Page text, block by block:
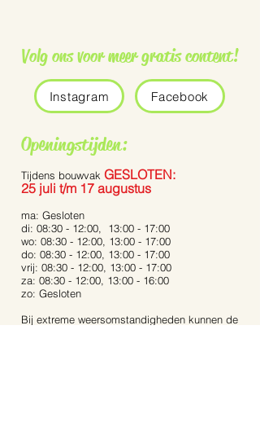
Volg ons voor meer gratis content!
Instagram Facebook
Openingstijden:
Tijdens bouwvak GESLOTEN:
25 juli t/m 17 augustus
ma: Gesloten
di: 08:30 - 12:00, 13:00 - 17:00
wo: 08:30 - 12:00, 13:00 - 17:00
do: 08:30 - 12:00, 13:00 - 17:00
vrij: 08:30 - 12:00, 13:00 - 17:00
za: 08:30 - 12:00, 13:00 - 16:00
zo: Gesloten
Bij extreme weersomstandigheden kunnen de